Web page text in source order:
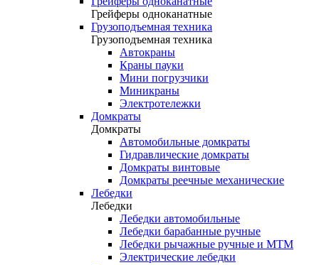
Грейферы одноканатные
Грузоподъемная техника
Грузоподъемная техника
Автокраны
Краны пауки
Мини погрузчики
Миникраны
Электротележки
Домкраты
Домкраты
Автомобильные домкраты
Гидравлические домкраты
Домкраты винтовые
Домкраты реечные механические
Лебедки
Лебедки
Лебедки автомобильные
Лебедки барабанные ручные
Лебедки рычажные ручные и МТМ
Электрические лебедки